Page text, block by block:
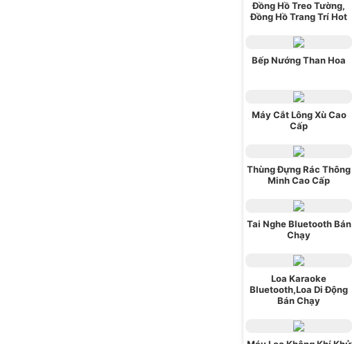
Đồng Hồ Treo Tường,
Đồng Hồ Trang Trí Hot
Bếp Nướng Than Hoa
Máy Cắt Lông Xù Cao
Cấp
Thùng Đựng Rác Thông
Minh Cao Cấp
Tai Nghe Bluetooth Bán
Chạy
Loa Karaoke
Bluetooth,Loa Di Động
Bán Chạy